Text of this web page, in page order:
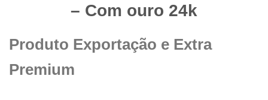
– Com ouro 24k
Produto Exportação e Extra
Premium